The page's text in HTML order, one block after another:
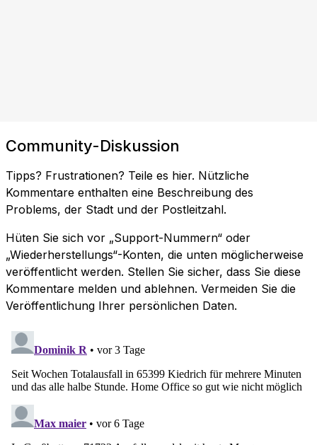
Community-Diskussion
Tipps? Frustrationen? Teile es hier. Nützliche
Kommentare enthalten eine Beschreibung des
Problems, der Stadt und der Postleitzahl.
Hüten Sie sich vor „Support-Nummern“ oder
„Wiederherstellungs“-Konten, die unten möglicherweise
veröffentlicht werden. Stellen Sie sicher, dass Sie diese
Kommentare melden und ablehnen. Vermeiden Sie die
Veröffentlichung Ihrer persönlichen Daten.